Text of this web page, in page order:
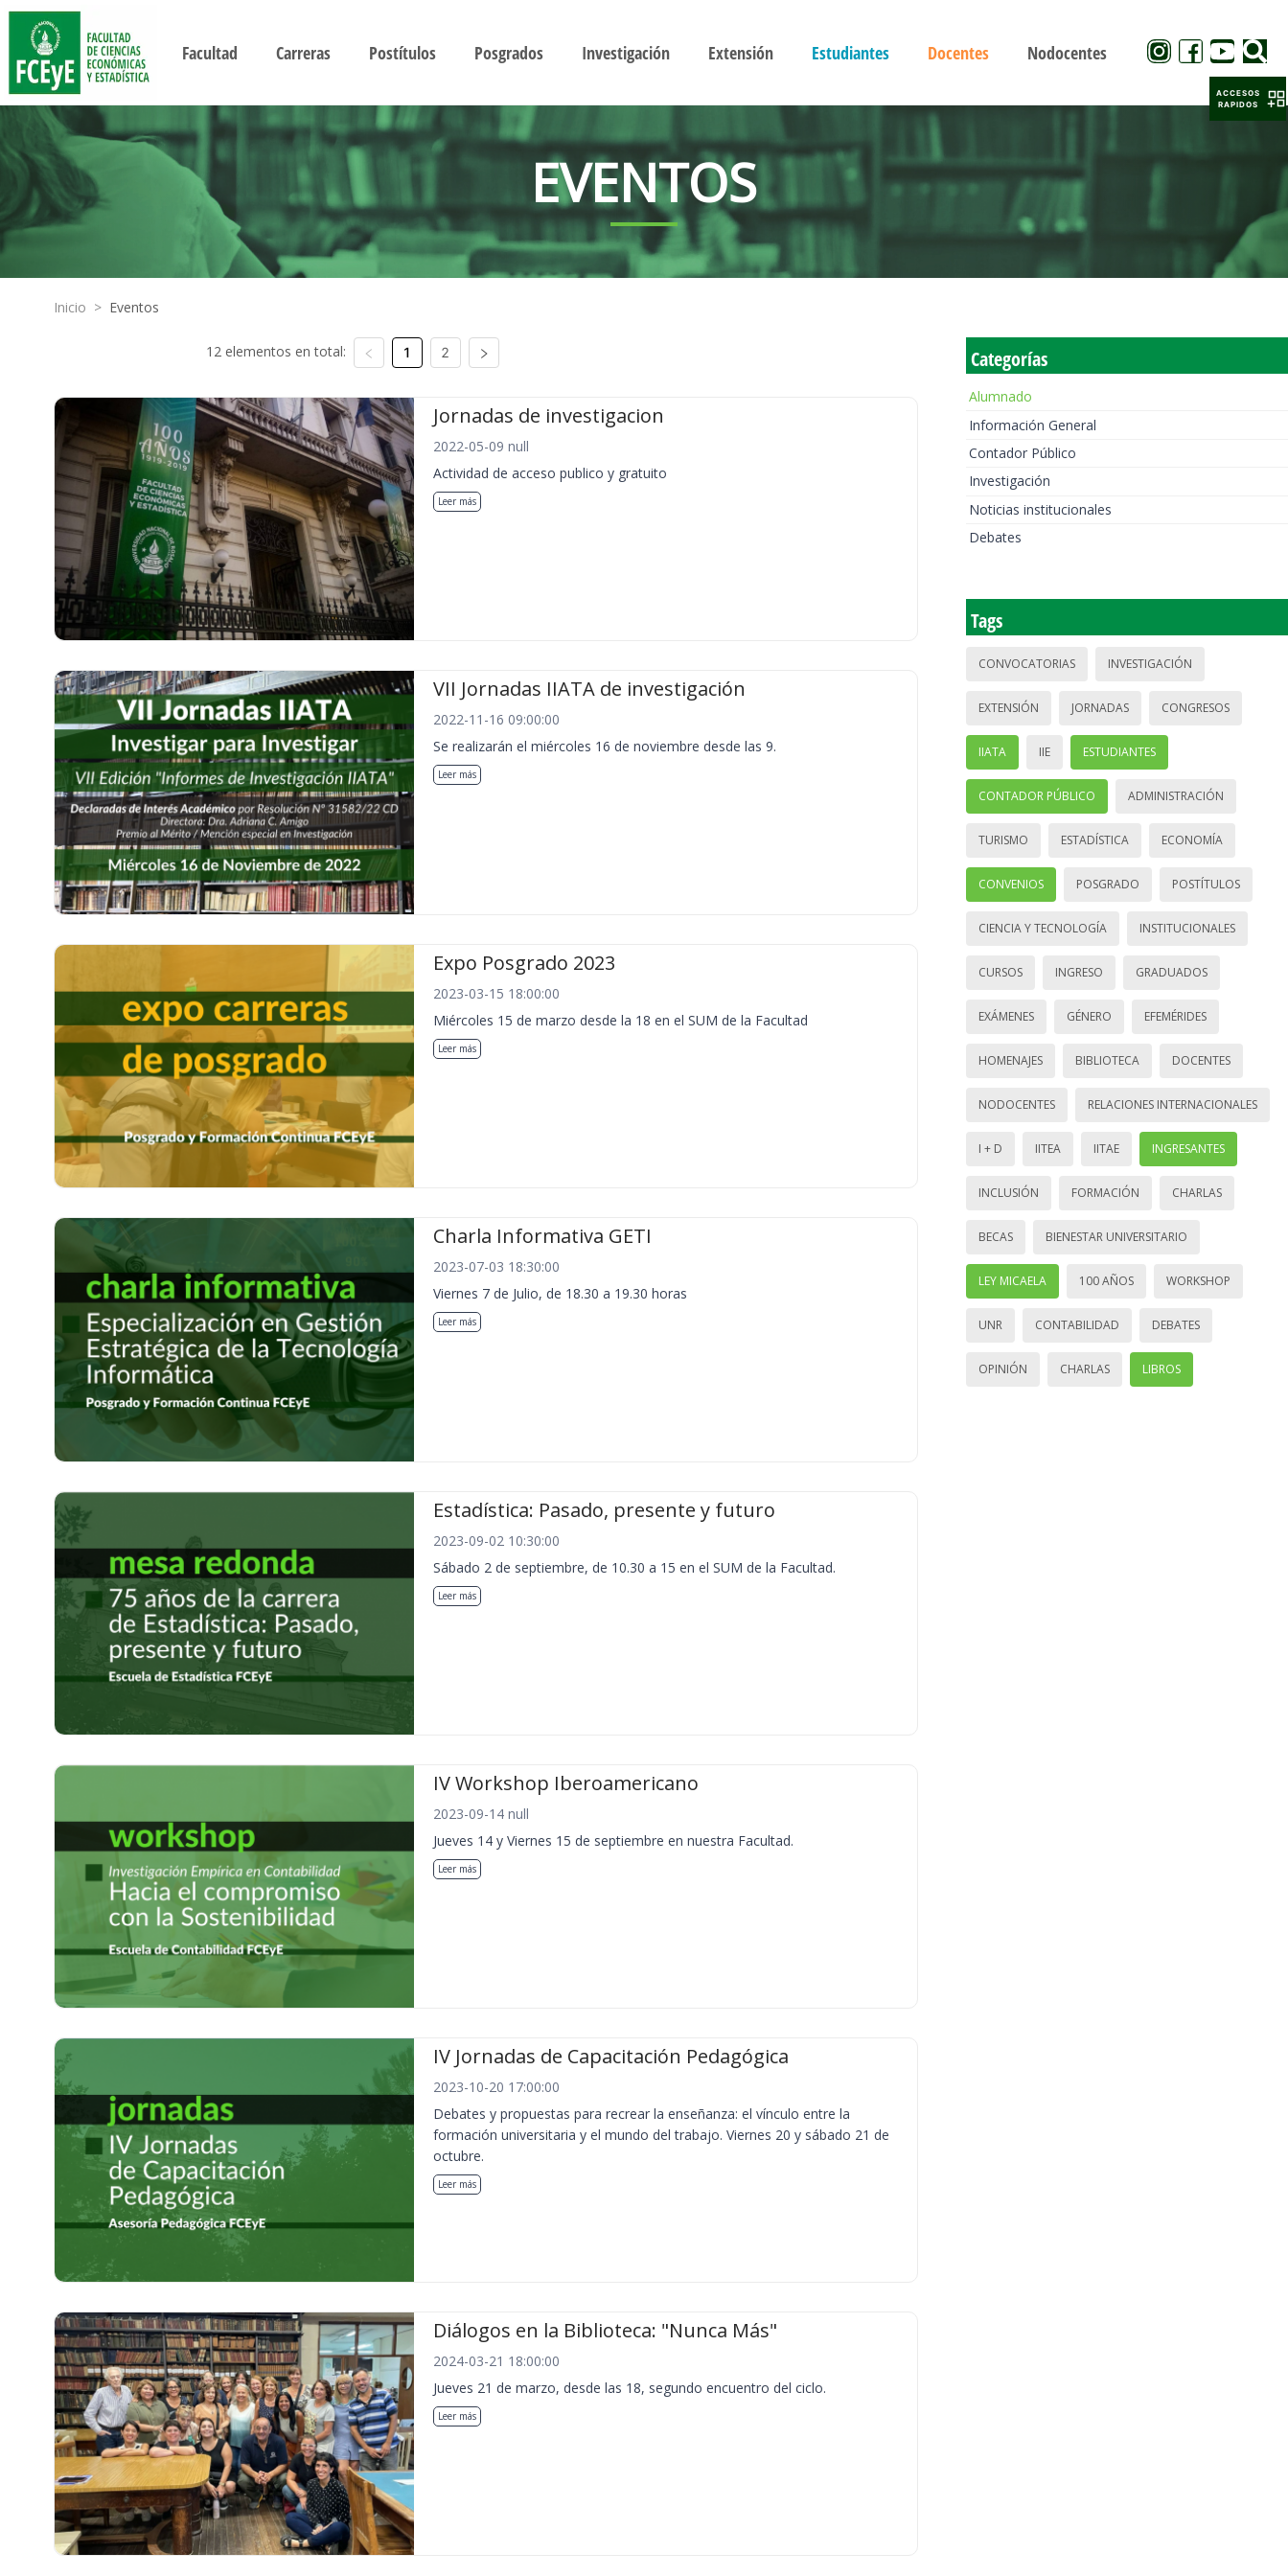
Facultad Carreras Postítulos Posgrados Investigación Extensión Estudiantes Docentes Nodocentes
EVENTOS
Inicio > Eventos
12 elementos en total: 1 2
Jornadas de investigacion
2022-05-09 null
Actividad de acceso publico y gratuito
Leer más
VII Jornadas IIATA de investigación
2022-11-16 09:00:00
Se realizarán el miércoles 16 de noviembre desde las 9.
Leer más
Expo Posgrado 2023
2023-03-15 18:00:00
Miércoles 15 de marzo desde la 18 en el SUM de la Facultad
Leer más
Charla Informativa GETI
2023-07-03 18:30:00
Viernes 7 de Julio, de 18.30 a 19.30 horas
Leer más
Estadística: Pasado, presente y futuro
2023-09-02 10:30:00
Sábado 2 de septiembre, de 10.30 a 15 en el SUM de la Facultad.
Leer más
IV Workshop Iberoamericano
2023-09-14 null
Jueves 14 y Viernes 15 de septiembre en nuestra Facultad.
Leer más
IV Jornadas de Capacitación Pedagógica
2023-10-20 17:00:00
Debates y propuestas para recrear la enseñanza: el vínculo entre la
formación universitaria y el mundo del trabajo. Viernes 20 y sábado 21 de
octubre.
Leer más
Diálogos en la Biblioteca: "Nunca Más"
2024-03-21 18:00:00
Jueves 21 de marzo, desde las 18, segundo encuentro del ciclo.
Leer más
Categorías
Alumnado
Información General
Contador Público
Investigación
Noticias institucionales
Debates
Tags
CONVOCATORIAS INVESTIGACIÓN
EXTENSIÓN JORNADAS CONGRESOS
IIATA IIE ESTUDIANTES
CONTADOR PÚBLICO ADMINISTRACIÓN
TURISMO ESTADÍSTICA ECONOMÍA
CONVENIOS POSGRADO POSTÍTULOS
CIENCIA Y TECNOLOGÍA INSTITUCIONALES
CURSOS INGRESO GRADUADOS
EXÁMENES GÉNERO EFEMÉRIDES
HOMENAJES BIBLIOTECA DOCENTES
NODOCENTES RELACIONES INTERNACIONALES
I + D IITEA IITAE INGRESANTES
INCLUSIÓN FORMACIÓN CHARLAS
BECAS BIENESTAR UNIVERSITARIO
LEY MICAELA 100 AÑOS WORKSHOP
UNR CONTABILIDAD DEBATES
OPINIÓN CHARLAS LIBROS
ACCESOS
RAPIDOS